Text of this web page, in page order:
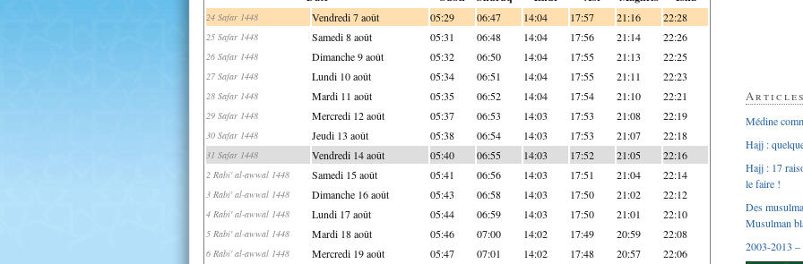
24 Safar 1448 Vendredi 7 août 05:29 06:47 14:04 17:57 21:16 22:28
25 Safar 1448 Samedi 8 août 05:31 06:48 14:04 17:56 21:14 22:26
26 Safar 1448 Dimanche 9 août 05:32 06:50 14:04 17:55 21:13 22:25
27 Safar 1448 Lundi 10 août 05:34 06:51 14:04 17:55 21:11 22:23
28 Safar 1448 Mardi 11 août 05:35 06:52 14:04 17:54 21:10 22:21
29 Safar 1448 Mercredi 12 août 05:37 06:53 14:03 17:53 21:08 22:19
30 Safar 1448 Jeudi 13 août 05:38 06:54 14:03 17:53 21:07 22:18
31 Safar 1448 Vendredi 14 août 05:40 06:55 14:03 17:52 21:05 22:16
2 Rabi' al-awwal 1448 Samedi 15 août 05:41 06:56 14:03 17:51 21:04 22:14
3 Rabi' al-awwal 1448 Dimanche 16 août 05:43 06:58 14:03 17:50 21:02 22:12
4 Rabi' al-awwal 1448 Lundi 17 août 05:44 06:59 14:03 17:50 21:01 22:10
5 Rabi' al-awwal 1448 Mardi 18 août 05:46 07:00 14:02 17:49 20:59 22:08
6 Rabi' al-awwal 1448 Mercredi 19 août 05:47 07:01 14:02 17:48 20:57 22:06
Médine
Hajj :
Hajj : 17
le faire !
Des
Musulman
2003-2013 –